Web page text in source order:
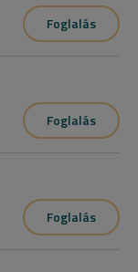
Foglalás
Foglalás
Foglalás